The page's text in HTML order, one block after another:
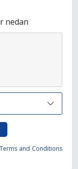
nedan
Terms and Conditions